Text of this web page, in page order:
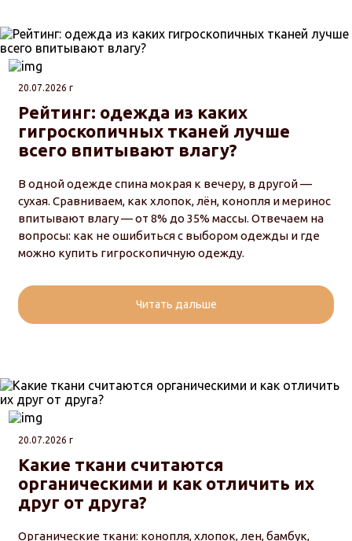
20.07.2026 г
Рейтинг: одежда из каких
гигроскопичных тканей лучше
всего впитывают влагу?
В одной одежде спина мокрая к вечеру, в другой —
сухая. Сравниваем, как хлопок, лён, конопля и меринос
впитывают влагу — от 8% до 35% массы. Отвечаем на
вопросы: как не ошибиться с выбором одежды и где
можно купить гигроскопичную одежду.
Читать дальше
20.07.2026 г
Какие ткани считаются
органическими и как отличить их
друг от друга?
Органические ткани: конопля, хлопок, лен, бамбук,